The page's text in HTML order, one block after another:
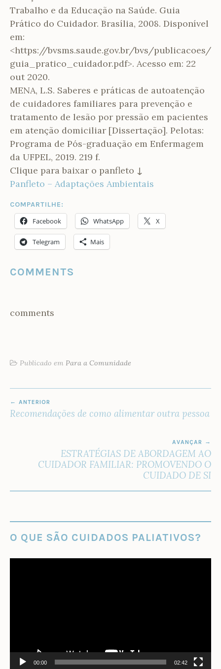
Trabalho e da Educação na Saúde. Guia
Prático do Cuidador. Brasília, 2008. Disponível
em:
˂https://bvsms.saude.gov.br/bvs/publicacoes/
guia_pratico_cuidador.pdf˃. Acesso em: 22
out 2020.
MENA, L.S. Saberes e práticas de autoatenção
de cuidadores familiares para prevenção e
tratamento de lesão por pressão em pacientes
em atenção domiciliar [Dissertação]. Pelotas:
Programa de Pós-graduação em Enfermagem
da UFPEL, 2019. 219 f.
Clique para baixar o panfleto ↓
Panfleto – Adaptações Ambientais
COMPARTILHE:
Facebook WhatsApp X
Telegram Mais
COMMENTS
comments
Publicado em Para a Comunidade
DE
ANTERIOR
Recomendações de como alimentar outra pessoa
AVANÇAR
ESTRATÉGIAS DE ABORDAGEM AO
CUIDADOR FAMILIAR: PROMOVENDO O
CUIDADO DE SI
O QUE SÃO CUIDADOS PALIATIVOS?
00:00 02:42